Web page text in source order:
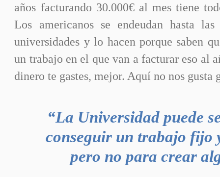
años facturando 30.000€ al mes tiene
Los americanos se endeudan hasta
universidades y lo hacen porque saben
un trabajo en el que van a facturar eso al
dinero te gastes, mejor. Aquí no nos gusta
“La Universidad puede
conseguir un trabajo fijo
pero no para crear